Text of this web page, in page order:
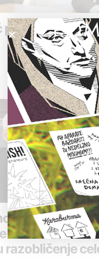
puštena u kućni
Ne
imenima ubica
razobličenje